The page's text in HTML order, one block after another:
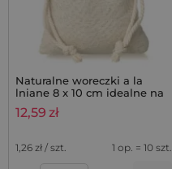
Naturalne woreczki a la
lniane 8 x 10 cm idealne na
lawendę do szafy - 10 szt.
12,59 zł
1,26 zł / szt. 1 op. = 10 szt.